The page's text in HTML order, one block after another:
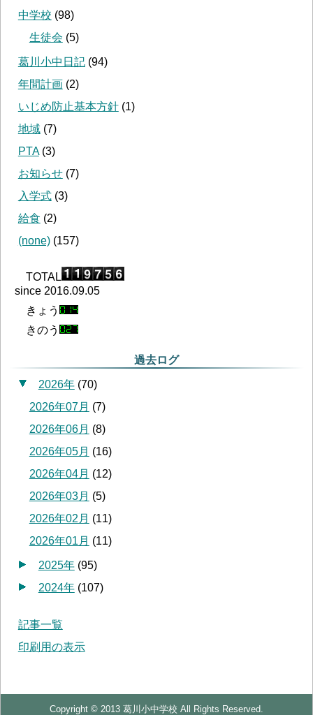
中学校 (98)
生徒会 (5)
葛川小中日記 (94)
年間計画 (2)
いじめ防止基本方針 (1)
地域 (7)
PTA (3)
お知らせ (7)
入学式 (3)
給食 (2)
(none) (157)
TOTAL
since 2016.09.05
きょう
きのう
過去ログ
2026年 (70)
2026年07月 (7)
2026年06月 (8)
2026年05月 (16)
2026年04月 (12)
2026年03月 (5)
2026年02月 (11)
2026年01月 (11)
2025年 (95)
2024年 (107)
記事一覧
印刷用の表示
Copyright © 2013 葛川小中学校 All Rights Reserved.